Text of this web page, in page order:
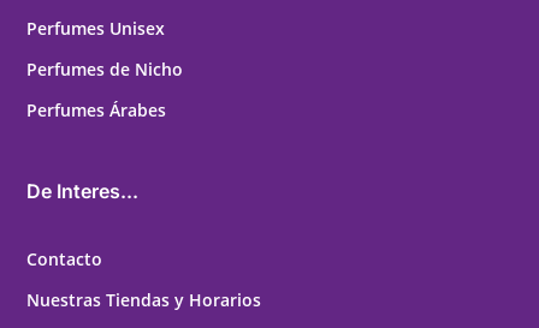
Perfumes Unisex
Perfumes de Nicho
Perfumes Árabes
De Interes...
Contacto
Nuestras Tiendas y Horarios